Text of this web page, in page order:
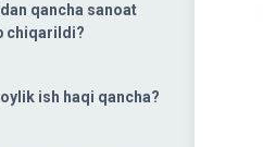
qancha sanoat
chiqarildi?
ish haqi qancha?